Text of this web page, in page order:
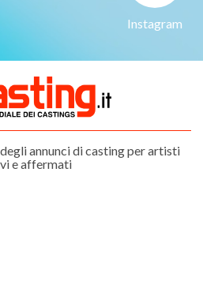
Instagram
annunci di casting per artisti
e affermati